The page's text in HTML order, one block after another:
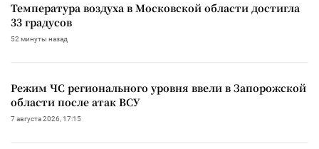
Температура воздуха в Московской области достигла
33 градусов
52 минуты назад
Режим ЧС регионального уровня ввели в Запорожской
области после атак ВСУ
7 августа 2026, 17:15